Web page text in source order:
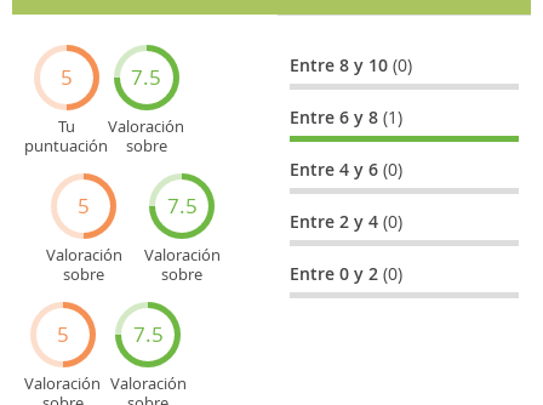
5
Tu
puntuación
7.5
Valoración
sobre
5
Valoración
sobre
7.5
Valoración
sobre
turísticos
5
Valoración
7.5
Valoración
Entre 8 y 10(0)
Entre 6 y 8(1)
Entre 4 y 6(0)
Entre 2 y 4(0)
Entre 0 y 2(0)